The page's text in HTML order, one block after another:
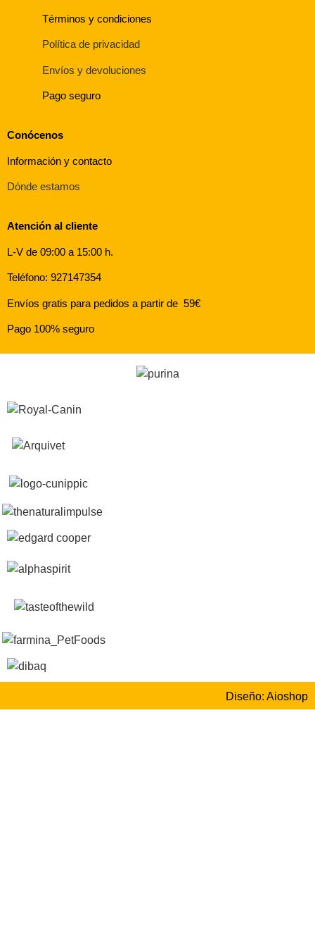
Términos y condiciones
Política de privacidad
Envíos y devoluciones
Pago seguro
Conócenos
Información y contacto
Dónde estamos
Atención al cliente
L-V de 09:00 a 15:00 h.
Teléfono: 927147354
Envíos gratis para pedidos a partir de 59€
Pago 100% seguro
Diseño: Aioshop